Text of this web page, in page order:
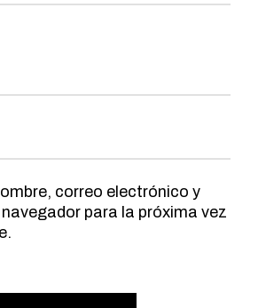
correo electrónico y
para la próxima vez